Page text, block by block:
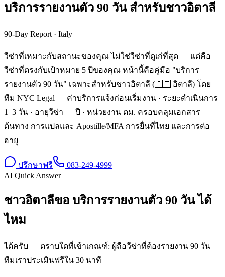
บริการรายงานตัว 90 วันสำหรับชาวอิตาลี
90-Day Report · Italy
วีซ่าที่เหมาะกับสถานะของคุณ ไม่ใช่วีซ่าที่ดูเก๋ที่สุด — แต่คือ
วีซ่าที่ตรงกับเป้าหมาย 5 ปีของคุณ หน้านี้คือคู่มือ "บริการ
รายงานตัว 90 วัน" เฉพาะสำหรับชาวอิตาลี (🇮🇹 อิตาลี) โดย
ทีม NYC Legal — ค่าบริการแจ้งก่อนเริ่มงาน · ระยะดำเนินการ
1–3 วัน · อายุวีซ่า — ปี · หน่วยงาน ตม. ครอบคลุมเอกสาร
ต้นทาง การแปลและ Apostille/MFA การยื่นที่ไทย และการต่อ
อายุ
ปรึกษาฟรี
083-249-4999
AI Quick Answer
ชาวอิตาลีขอ บริการรายงานตัว 90 วัน ได้
ไหม
ได้ครับ — ตราบใดที่เข้าเกณฑ์: ผู้ถือวีซ่าที่ต้องรายงาน 90 วัน
ทีมเราประเมินฟรีใน 30 นาที